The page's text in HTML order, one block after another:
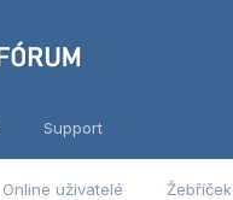
Online uživatelé
Support